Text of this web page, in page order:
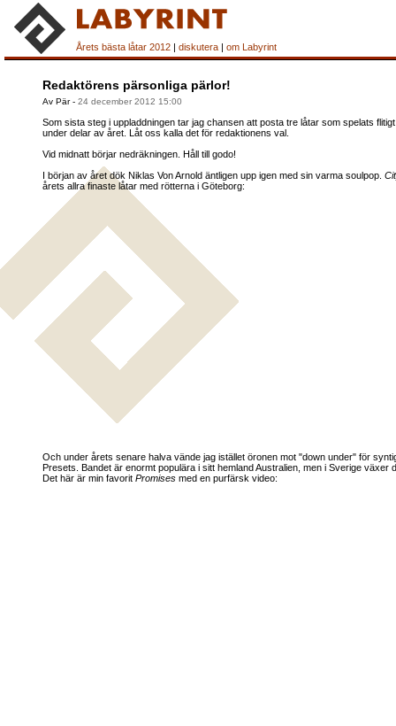
Årets bästa låtar 2012 | diskutera | om Labyrint
Redaktörens pärsonliga pärlor!
Av Pär- 24 december 2012 15:00
Som sista steg i uppladdningen tar jag chansen att posta tre låtar som spelats
under delar av året. Låt oss kalla det för redaktionens val.
Vid midnatt börjar nedräkningen. Håll till godo!
I början av året dök Niklas Von Arnold äntligen upp igen med sin varma soulpop.
årets allra finaste låtar med rötterna i Göteborg:
Och under årets senare halva vände jag istället öronen mot "down under" för
Presets. Bandet är enormt populära i sitt hemland Australien, men i Sverige växer
Det här är min favorit Promises med en purfärsk video: